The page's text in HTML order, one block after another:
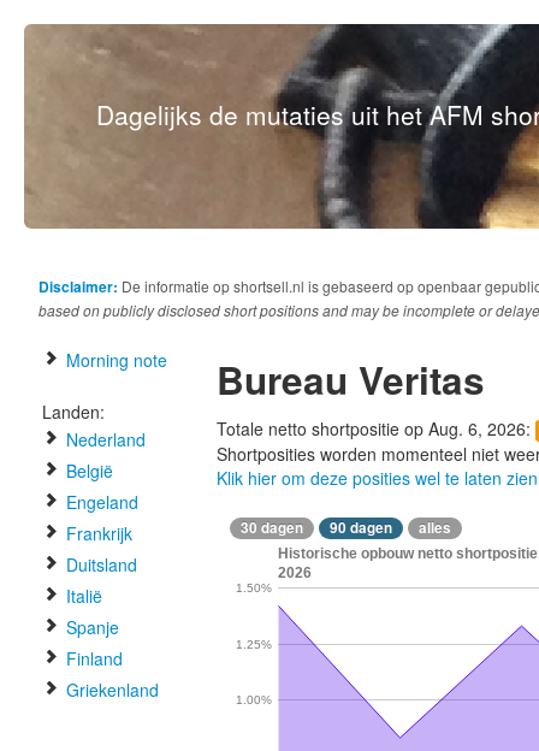
Dagelijks de mutaties uit het AFM
Disclaimer: De informatie op shortsell.nl is gebaseerd op openbaar
based on publicly disclosed short positions and may be incomplete or
Morning note
Landen:
Nederland
België
Engeland
Frankrijk
Duitsland
Italië
Spanje
Finland
Griekenland
Bureau Veritas
Totale netto shortpositie op Aug. 6, 2026:
Shortposities worden momenteel niet
Klik hier om deze posities wel te laten zien
30 dagen 90 dagen alles
Historische opbouw netto
2026
1.00%
1.25%
1.50%